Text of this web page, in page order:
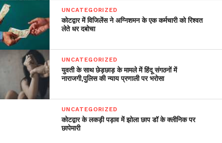
UNCATEGORIZED
कोटद्वार में विजिलेंस ने अग्निशमन के एक कर्मचारी को रिश्वत
लेते धर दबोचा
UNCATEGORIZED
युवती के साथ छेड़छाड़ के मामले में हिंदू संगठनों में
नाराजगी,पुलिस की न्याय प्रणाली पर भरोसा
UNCATEGORIZED
कोटद्वार के लकड़ी पड़ाव में झोला छाप डॉ के क्लीनिक पर
छापेमारी